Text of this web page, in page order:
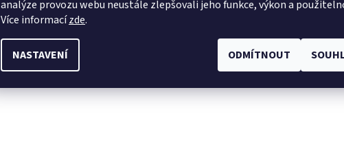
analýze provozu webu neustále zlepšovali jeho funkce, výkon a
Více informacízde.
NASTAVENÍ ODMÍTNOUT